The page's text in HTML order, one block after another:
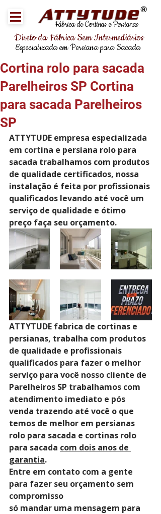
Fábrica de Cortinas e Persianas
®
Direto da Fábrica Sem Intermediários
Especializada em Persiana para Sacada
Cortina rolo para sacada
Parelheiros SP Cortina
para sacada Parelheiros
SP
ATTYTUDE empresa especializada
em cortina e persiana rolo para
sacada trabalhamos com produtos
de qualidade certificados, nossa
instalação é feita por profissionais
qualificados levando até você um
serviço de qualidade e ótimo
preço faça seu orçamento.
ATTYTUDE fabrica de cortinas e
persianas, trabalha com produtos
de qualidade e profissionais
qualificados para fazer o melhor
serviço para você nosso cliente de
Parelheiros SP trabalhamos com
atendimento imediato e pós
venda trazendo até você o que
temos de melhor em persianas
rolo para sacada e cortinas rolo
para sacada com dois anos de
garantia.
Entre em contato com a gente
para fazer seu orçamento sem
compromisso
só mandar uma mensagem para